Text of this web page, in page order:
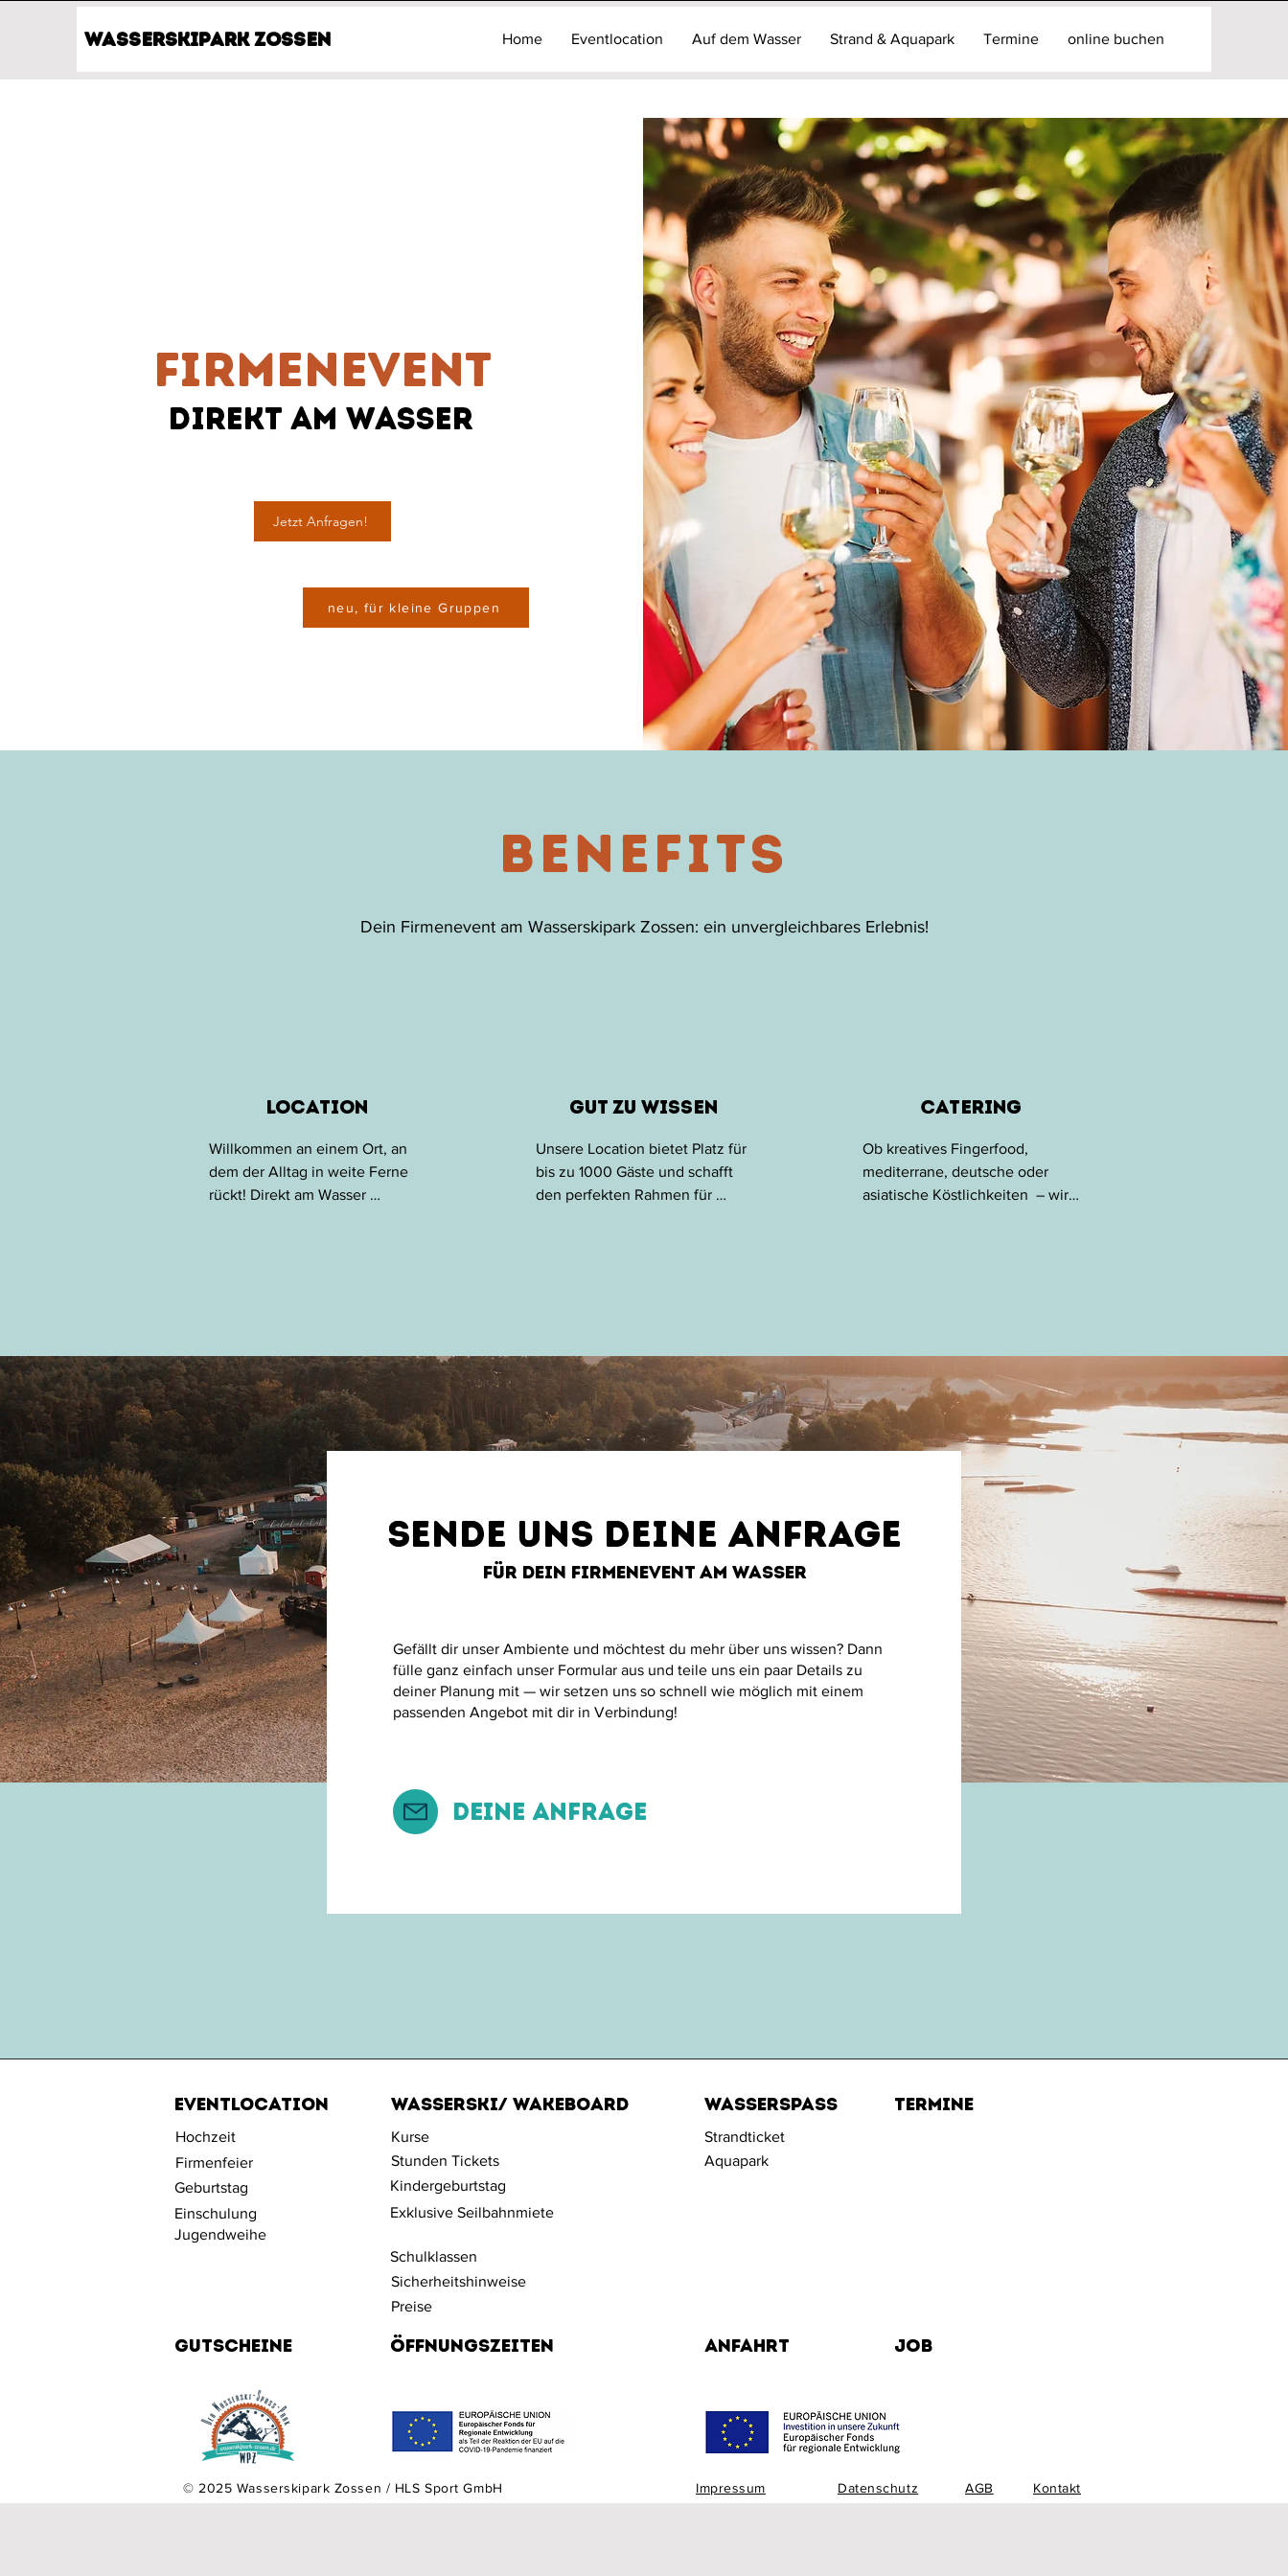
Wasserskipark Zossen Home Eventlocation Auf dem Wasser Strand & Aquapark Termine online buchen
Firmenevent
direkt am Wasser
Jetzt Anfragen!
neu, für kleine Gruppen
Benefits
Dein Firmenevent am Wasserskipark Zossen: ein unvergleichbares Erlebnis!
Location
Willkommen an einem Ort, an
dem der Alltag in weite Ferne
rückt! Direkt am Wasser
zum Entspannen ein, während
mehrere stilvolle Bars und
vielseitige Cateringbereiche
kulinarische Genüsse bieten.
Ob große Events, private Feiern
oder einfach eine Auszeit – hier
trifft entspannte Atmosphäre
auf exklusives Ambiente.
Gut zu Wissen
Unsere Location bietet Platz für
bis zu 1000 Gäste und schafft
den perfekten Rahmen für
überdachten Terrasse, direkt am
Wasser.
Lasst uns gemeinsam eure
unvergessliche Feier gestalten!
Catering
Ob kreatives Fingerfood,
mediterrane, deutsche oder
asiatische Köstlichkeiten  – wir
Sende uns deine Anfrage
Für dein Firmenevent am Wasser
Gefällt dir unser Ambiente und möchtest du mehr über uns wissen? Dann
fülle ganz einfach unser Formular aus und teile uns ein paar Details zu
deiner Planung mit — wir setzen uns so schnell wie möglich mit einem
passenden Angebot mit dir in Verbindung!
Deine Anfrage
Eventlocation
Hochzeit
Firmenfeier
Geburtstag
Einschulung
Jugendweihe
Wasserski/ Wakeboard
Kurse
Stunden Tickets
Wasserspass Termine
Strandticket
Aquapark
Kindergeburtstag
Exklusive Seilbahnmiete
Schulklassen
Sicherheitshinweise
Preise
Gutscheine Öffnungszeiten
© 2025 Wasserskipark Zossen / HLS Sport GmbH
Anfahrt JOB
Impressum Datenschutz AGB Kontakt